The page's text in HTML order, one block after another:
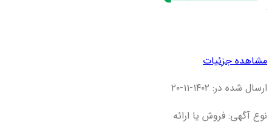
مشاهده جزئیات
ارسال شده در: ۱۴۰۲-۱۱-۲۰
نوع آگهی: فروش یا ارائه